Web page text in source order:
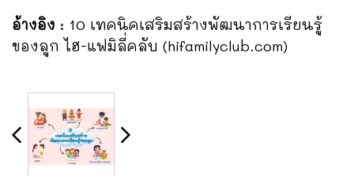
อ้างอิง : 10 เทคนิคเสริมสร้างพัฒนาการเรียนรู้
ของลูก ไฮ-แฟมิลี่คลับ (hifamilyclub.com)